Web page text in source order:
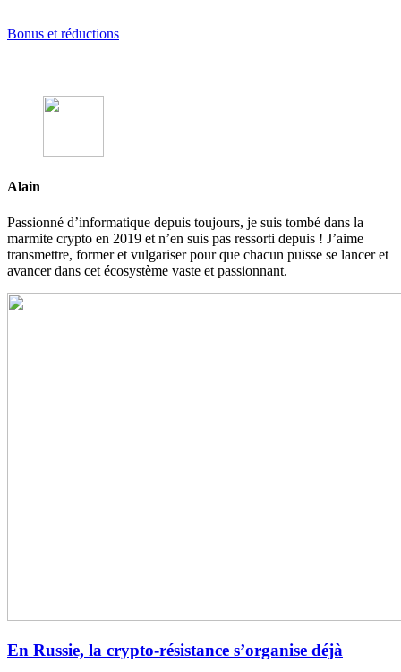
Bonus et réductions
Alain
Passionné d’informatique depuis toujours, je suis tombé dans la
marmite crypto en 2019 et n’en suis pas ressorti depuis ! J’aime
transmettre, former et vulgariser pour que chacun puisse se lancer et
avancer dans cet écosystème vaste et passionnant.
En Russie, la crypto-résistance s’organise déjà